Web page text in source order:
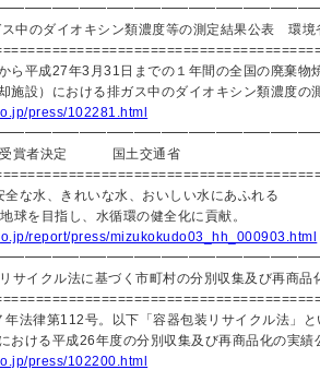
中のダイオキシン類濃度等の測定結果公表 環境
ら平成27年3月31日までの１年間の全国の廃棄物
施設）における排ガス中のダイオキシン類濃度
press/102281.html
受賞者決定 国土交通省
な水、きれいな水、おいしい水にあふれる
目指し、水循環の健全化に貢献。
report/press/mizukokudo03_hh_000903.html
サイクル法に基づく市町村の分別収集及び再商品
法律第112号。以下「容器包装リサイクル法」と
る平成26年度の分別収集及び再商品化の実績
press/102200.html